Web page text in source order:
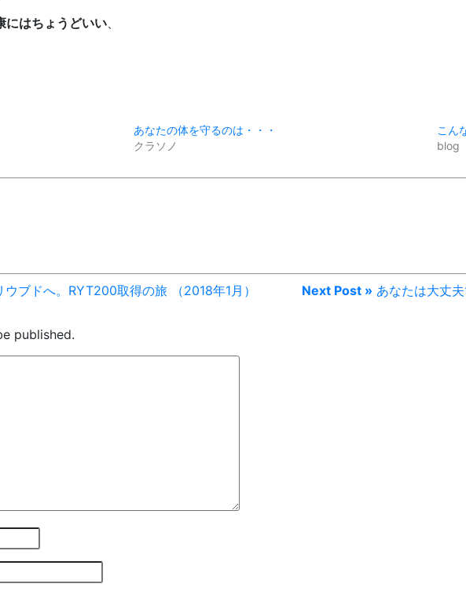
にはちょうどいい、
あなたの体を守るのは・・・
クラソノ
こん
blog
ウブドへ。RYT200取得の旅 （2018年1月） Next Post » あなたは大丈
published.